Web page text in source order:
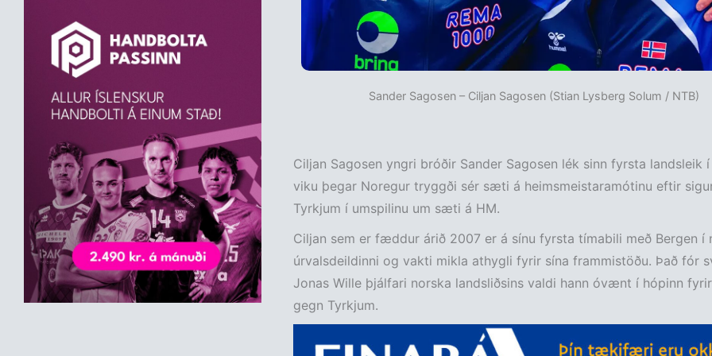
Sander Sagosen – Ciljan Sagosen (Stian Lysberg Solum / NTB)
Ciljan Sagosen yngri bróðir Sander Sagosen lék sinn fyrsta landsleik
viku þegar Noregur tryggði sér sæti á heimsmeistaramótinu eftir
Tyrkjum í umspilinu um sæti á HM.
Ciljan sem er fæddur árið 2007 er á sínu fyrsta tímabili með Bergen í
úrvalsdeildinni og vakti mikla athygli fyrir sína frammistöðu. Það fór
Jonas Wille þjálfari norska landsliðsins valdi hann óvænt í hópinn
gegn Tyrkjum.